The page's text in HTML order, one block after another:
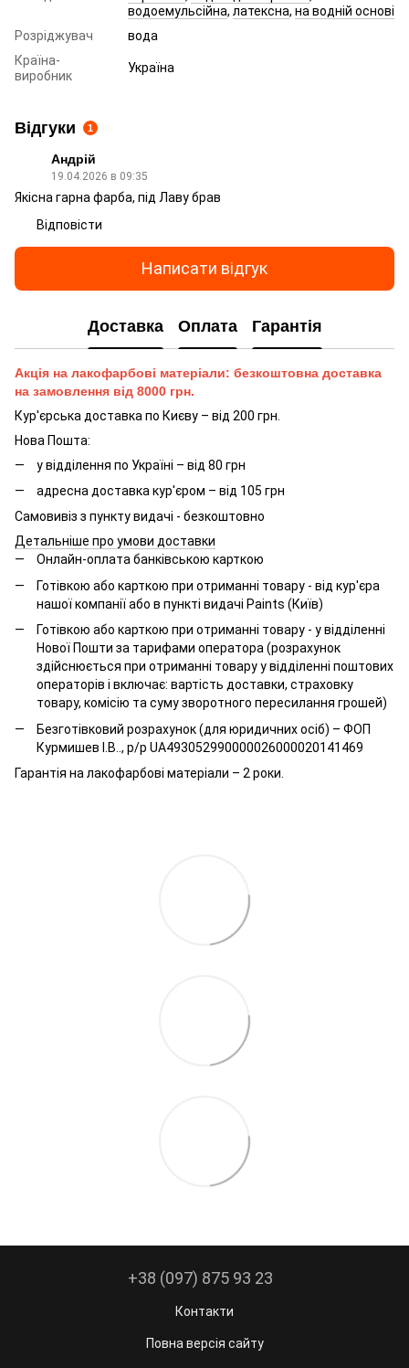
водоемульсійна, латексна, на водній основі
Розріджувач
вода
Країна-
виробник
Україна
Відгуки 1
Андрій
19.04.2026 в 09:35
Якісна гарна фарба, під Лаву брав
Відповісти
Написати відгук
Доставка Оплата Гарантія
Акція на лакофарбові матеріали: безкоштовна доставка
на замовлення від 8000 грн.
Кур'єрська доставка по Києву – від 200 грн.
Нова Пошта:
у відділення по Україні – від 80 грн
адресна доставка кур'єром – від 105 грн
Самовивіз з пункту видачі - безкоштовно
Детальніше про умови доставки
Онлайн-оплата банківською карткою
Готівкою або карткою при отриманні товару - від кур'єра
нашої компанії або в пункті видачі Paints (Київ)
Готівкою або карткою при отриманні товару - у відділенні
Нової Пошти за тарифами оператора (розрахунок
здійснюється при отриманні товару у відділенні поштових
операторів і включає: вартість доставки, страховку
товару, комісію та суму зворотного пересилання грошей)
Безготівковий розрахунок (для юридичних осіб) – ФОП
Курмишев І.В.., р/р UA493052990000026000020141469
Гарантія на лакофарбові матеріали – 2 роки.
+38 (097) 875 93 23
Контакти
Повна версія сайту